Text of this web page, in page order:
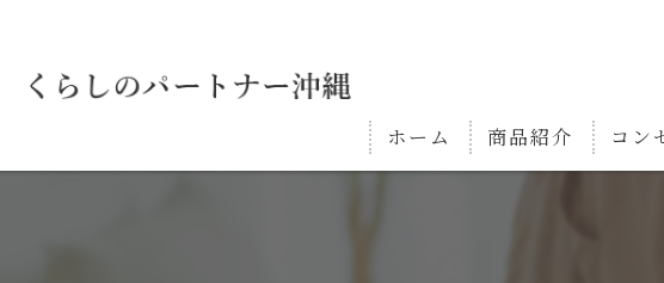
ホーム 商品紹介 コン